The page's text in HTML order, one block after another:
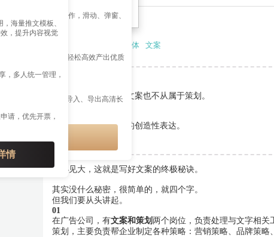
图片美化
图、互动模板一键制作，滑动、弹窗、
交互效果随心用
AI 文章配图改图，轻松高效产出优质
众号管理、多格式导入、导出高清长
海量推文模板、
，提升内容视觉
，多人统一管理，
请，优先开票，
情
2018-03-29 14:31:35
自媒体 文案
文案不等于策划，文案也不从属于策划。
文案，应该是策略的创造性表达。
以小见大，这就是写好文案的终极秘诀。
其实没什么秘密，很简单的，就四个字。
但我们要从头讲起。
01
在广告公司，有文案和策划 两个岗位，负责处理与文字相关
策划，主要负责帮企业制定各种策略：营销策略、品牌策